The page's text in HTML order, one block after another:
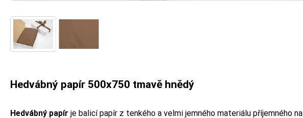
Hedvábný papír 500x750 tmavě hnědý
Hedvábný papír je balicí papír z tenkého a velmi jemného materiálu příjemného na